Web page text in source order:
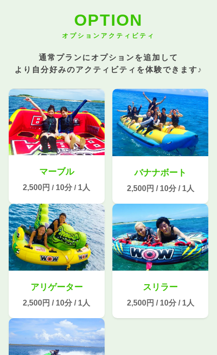
OPTION
オプションアクティビティ
通常プランにオプションを追加して
より自分好みのアクティビティを体験できます♪
マーブル
2,500円 / 10分 / 1人
バナナボート
2,500円 / 10分/ 1人
アリゲーター
2,500円 / 10分 / 1人
スリラー
2,500円 / 10分/ 1人